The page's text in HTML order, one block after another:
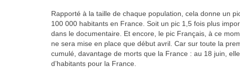
Rapporté à la taille de chaque population, cela donne un
100 000 habitants en France. Soit un pic 1,5 fois plus
dans le documentaire. Et encore, le pic Français, à ce
ne sera mise en place que début avril. Car sur toute la
cumulé, davantage de morts que la France : au 18 juin,
d’habitants pour la France.